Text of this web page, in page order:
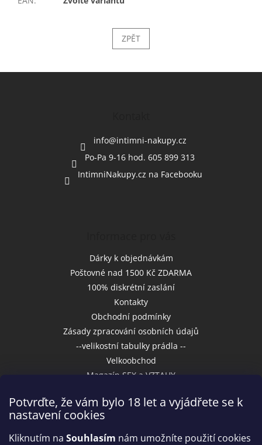
Potvrďte, že vám bylo 18 let a vyjádřete se k
nastavení cookies
Kliknutím na Souhlasím nám umožníte použití cookies
ZPĚT
info@intimni-nakupy.cz
Po-Pa 9-16 hod. 605 899 313
IntimniNakupy.cz na Facebooku
Dárky k objednávkám
Poštovné nad 1500 Kč ZDARMA
100% diskrétní zaslání
Kontakty
Obchodní podmínky
Zásady zpracování osobních údajů
--velikostní tabulky prádla --
Velkoobchod
Magazín SEX a VZTAHY
Přijímáme online platby